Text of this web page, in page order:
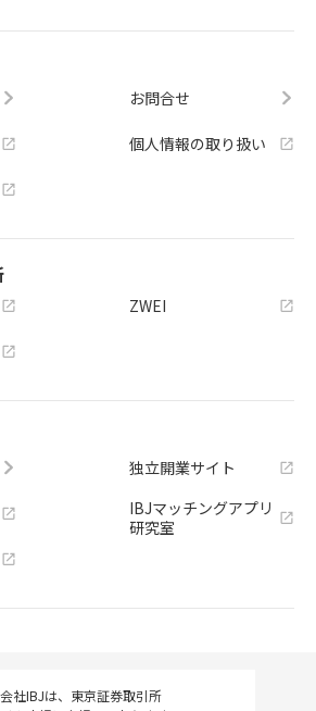
お問合せ
個人情報の取り扱い
ZWEI
独立開業サイト
IBJマッチングアプリ
研究室
社IBJは、東京証券取引所